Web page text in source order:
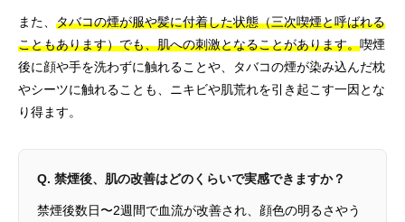
また、 タバコの煙が服や髪に付着した状態（三次喫煙と呼ばれる
こともあります）でも、肌への刺激となることがあります。喫煙
後に顔や手を洗わずに触れることや、タバコの煙が染み込んだ枕
やシーツに触れることも、ニキビや肌荒れを引き起こす一因とな
り得ます。
Q. 禁煙後、肌の改善はどのくらいで実感できますか？
禁煙後数日〜2週間で血流が改善され、顔色の明るさやう